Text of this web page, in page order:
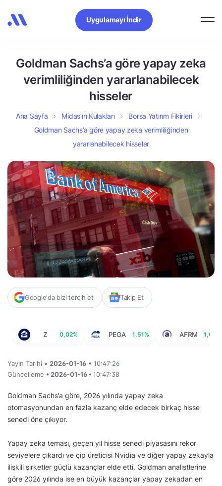
Uygulamayı İndir
Goldman Sachs’a göre yapay zeka
verimliliğinden yararlanabilecek
hisseler
Ana Sayfa Midas’ın Kulakları
Borsa Yatırım Fikirleri
Goldman Sachs’a göre yapay zeka verimliliğinden
yararlanabilecek hisseler
Google'da bizi tercih et Takip Et
Z 0,02% PEGA 1,51% AFRM 1,01%
Yayın Tarihi • 2026-01-16 • 10:47:26
Güncelleme • 2026-01-16 • 10:47:38
Goldman Sachs’a göre, 2026 yılında yapay zeka
otomasyonundan en fazla kazanç elde edecek birkaç hisse
senedi öne çıkıyor.
Yapay zeka teması, geçen yıl hisse senedi piyasasını rekor
seviyelere çıkardı ve çip üreticisi Nvidia ve diğer yapay zekayla
ilişkili şirketler güçlü kazançlar elde etti. Goldman analistlerine
göre 2026 yılında ise en büyük kazançlar yapay zekadan en